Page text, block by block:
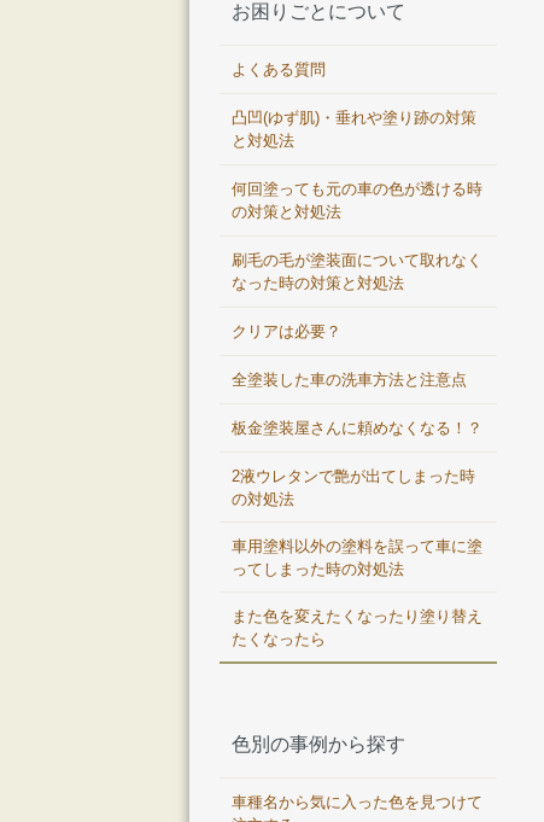
お困りごとについて
よくある質問
凸凹(ゆず肌)・垂れや塗り跡の対策
と対処法
何回塗っても元の車の色が透ける時
の対策と対処法
刷毛の毛が塗装面について取れなく
なった時の対策と対処法
クリアは必要？
全塗装した車の洗車方法と注意点
板金塗装屋さんに頼めなくなる！？
2液ウレタンで艶が出てしまった時
の対処法
車用塗料以外の塗料を誤って車に塗
ってしまった時の対処法
また色を変えたくなったり塗り替え
たくなったら
色別の事例から探す
車種名から気に入った色を見つけて